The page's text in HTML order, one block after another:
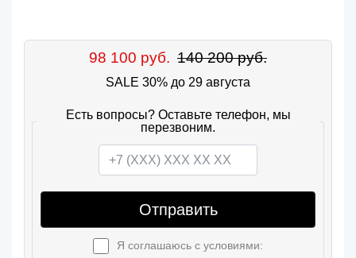
98 100 руб. 140 200 руб.
SALE 30% до 29 августа
Есть вопросы? Оставьте телефон, мы
перезвоним.
Отправить
Я соглашаюсь с условиями: